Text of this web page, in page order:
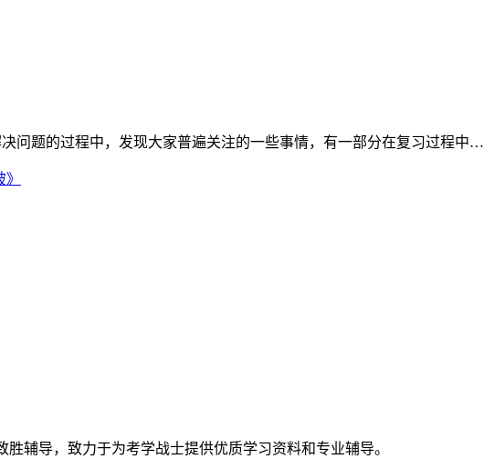
问题的过程中，发现大家普遍关注的一些事情，有一部分在复习过程中…
辅导，致力于为考学战士提供优质学习资料和专业辅导。